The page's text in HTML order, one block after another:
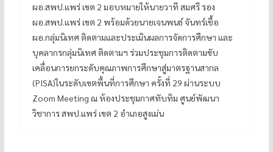
ผอ.สพป.แพร่ เขต 2 มอบหมายให้นายวาที สมศรี รอง
ผอ.สพป.แพร่ เขต 2 พร้อมด้วยนายเจนพนธ์ จันทร์เชื้อ
ผอ.กลุ่มนิเทศ ติดตามและประเมินผลการจัดการศึกษา และ
บุคลากรกลุ่มนิเทศ ติดตามฯ ร่วมประชุมการติดตามขับ
เคลื่อนการยกระดับคุณภาพการศึกษาสู่มาตรฐานสากล
(PISA)ในระดับเขตพื้นที่การศึกษา ครั้งที่ 29 ผ่านระบบ
Zoom Meeting ณ ห้องประชุมกาศทับทิม ศูนย์พัฒนา
วิชาการ สพป.แพร่ เขต 2 อำเภอสูงเม่น